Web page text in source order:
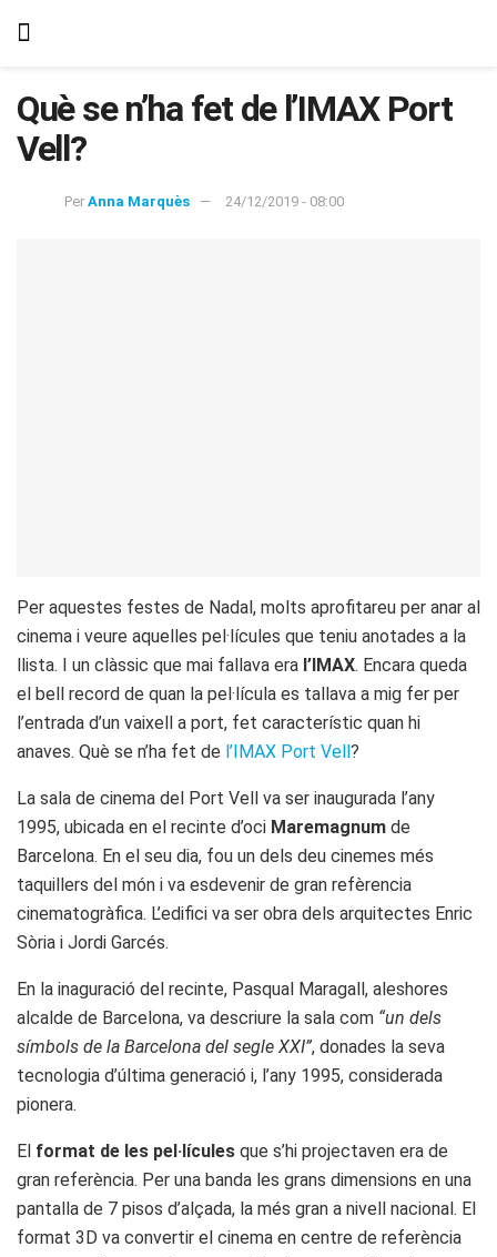
Què se n’ha fet de l’IMAX Port
Vell?
Per Anna Marquès 24/12/2019 - 08:00
Per aquestes festes de Nadal, molts aprofitareu per anar al
cinema i veure aquelles pel·lícules que teniu anotades a la
llista. I un clàssic que mai fallava era l’IMAX. Encara queda
el bell record de quan la pel·lícula es tallava a mig fer per
l’entrada d’un vaixell a port, fet característic quan hi
anaves. Què se n’ha fet de l’IMAX Port Vell ?
La sala de cinema del Port Vell va ser inaugurada l’any
1995, ubicada en el recinte d’oci Maremagnum de
Barcelona. En el seu dia, fou un dels deu cinemes més
taquillers del món i va esdevenir de gran refèrencia
cinematogràfica. L’edifici va ser obra dels arquitectes Enric
Sòria i Jordi Garcés.
En la inaguració del recinte, Pasqual Maragall, aleshores
alcalde de Barcelona, va descriure la sala com “un dels
símbols de la Barcelona del segle XXI”, donades la seva
tecnologia d’última generació i, l’any 1995, considerada
pionera.
El format de les pel·lícules que s’hi projectaven era de
gran referència. Per una banda les grans dimensions en una
pantalla de 7 pisos d’alçada, la més gran a nivell nacional. El
format 3D va convertir el cinema en centre de referència